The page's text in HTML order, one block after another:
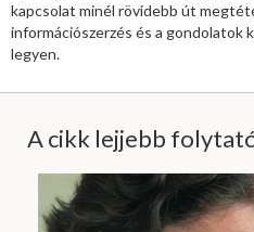
kapcsolat minél rövidebb út
információszerzés és a gondolatok
legyen.
A cikk lejjebb